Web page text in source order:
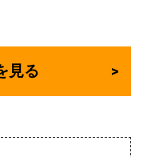
見る